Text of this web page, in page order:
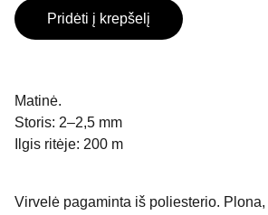
Pridėti į krepšelį
Matinė.
Storis: 2–2,5 mm
Ilgis ritėje: 200 m
Virvelė pagaminta iš poliesterio.